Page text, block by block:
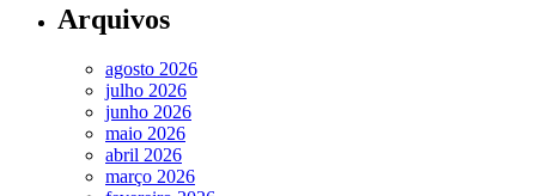
Arquivos
agosto 2026
julho 2026
junho 2026
maio 2026
abril 2026
março 2026